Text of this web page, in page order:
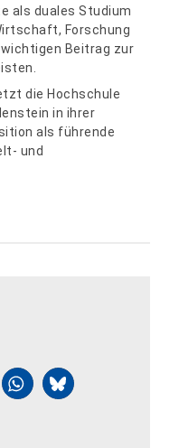
als duales Studium
Forschung
Beitrag zur
die Hochschule
in ihrer
als führende
und